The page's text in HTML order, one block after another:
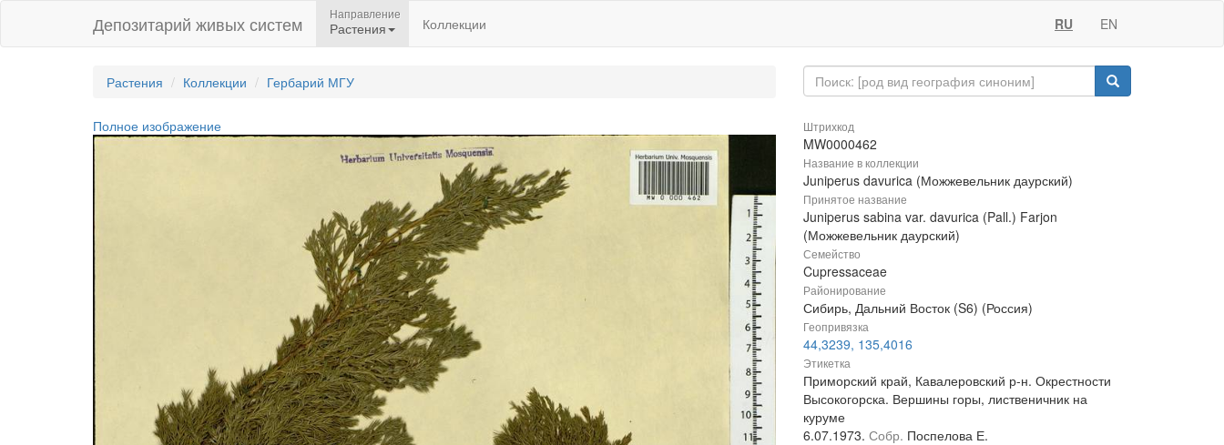
Депозитарий живых систем Направление
Растения Коллекции RU EN
Растения Коллекции Гербарий МГУ
Полное изображение Штрихкод
MW0000462
Название в коллекции
Juniperus davurica (Можжевельник даурский)
Принятое название
Juniperus sabina var. davurica (Pall.) Farjon
(Можжевельник даурский)
Семейство
Cupressaceae
Районирование
Сибирь, Дальний Восток (S6) (Россия)
Геопривязка
44,3239, 135,4016
Этикетка
Приморский край, Кавалеровский р-н. Окрестности
Высокогорска. Вершины горы, лиственичник на
куруме
6.07.1973. Собр. Поспелова Е.